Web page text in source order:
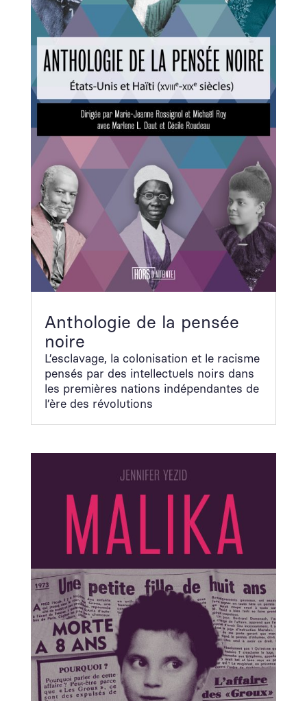
Anthologie de la pensée
noire
L’esclavage, la coloni­sa­tion et le racisme
pen­sés par des intel­lectuels noirs dans
les pre­mières nations indépen­dantes de
l’ère des révo­lu­tions